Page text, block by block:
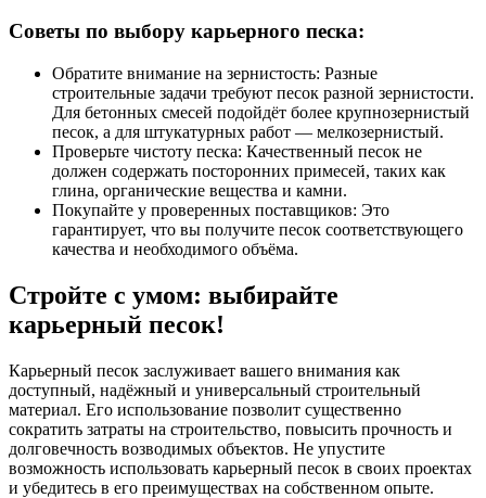
Советы по выбору карьерного песка:
Обратите внимание на зернистость: Разные
строительные задачи требуют песок разной зернистости.
Для бетонных смесей подойдёт более крупнозернистый
песок, а для штукатурных работ — мелкозернистый.
Проверьте чистоту песка: Качественный песок не
должен содержать посторонних примесей, таких как
глина, органические вещества и камни.
Покупайте у проверенных поставщиков: Это
гарантирует, что вы получите песок соответствующего
качества и необходимого объёма.
Стройте с умом: выбирайте
карьерный песок!
Карьерный песок заслуживает вашего внимания как
доступный, надёжный и универсальный строительный
материал. Его использование позволит существенно
сократить затраты на строительство, повысить прочность и
долговечность возводимых объектов. Не упустите
возможность использовать карьерный песок в своих проектах
и убедитесь в его преимуществах на собственном опыте.